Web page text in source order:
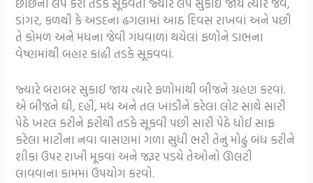
ડાંગર, કળથી કે અડદના ઢગલામાં આઠ દિવસ રાખવાં અને પછી
તે કોમળ અને મધના જેવી ગંધવાળાં થયેલાં ફળોને ડાભના
વેષ્ણમાંથી બહાર કાઢી તડકે સૂકવવાં.
જ્યારે બરાબર સુકાઈ જાય ત્યારે ફળોમાંથી બીજને ગ્રહણ કરવાં.
એ બીજને ઘી, દહીં, મધ અને તલ ખાંડીને કરેલા લોટ સાથે સારી
પેઠે ખરલ કરીને ફરીથી તડકે સૂકવી પછી સારી પેઠે ધોઈ સાફ
કરેલા માટીના નવા વાસણમાં ગળા સુધી ભરી તેનું મોઢું બંધ કરીને
શીકા ઉપર રાખી મૂકવાં અને જરૂર પડયે તેઓનો ઊલટી
લાવવાના કામમાં ઉપયોગ કરવો.